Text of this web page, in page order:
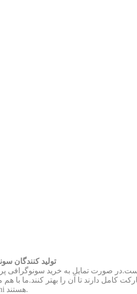
تولید کنندگان
محیط زیست شرکتی در مورد Eaceni هستند.